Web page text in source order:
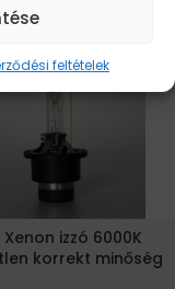
feltételek
Teszem
Xenon izzó 6000K
korrekt minőség